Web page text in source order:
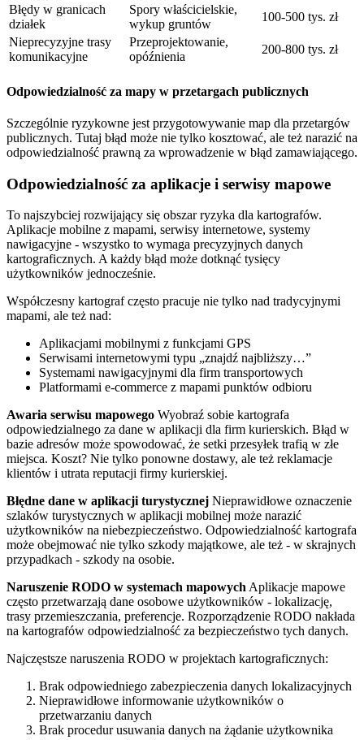
Błędy w granicach
działek
Spory właścicielskie,
wykup gruntów
100-500 tys. zł
Nieprecyzyjne trasy
komunikacyjne
Przeprojektowanie,
opóźnienia
200-800 tys. zł
Odpowiedzialność za mapy w przetargach publicznych
Szczególnie ryzykowne jest przygotowywanie map dla przetargów
publicznych. Tutaj błąd może nie tylko kosztować, ale też narazić na
odpowiedzialność prawną za wprowadzenie w błąd zamawiającego.
Odpowiedzialność za aplikacje i serwisy mapowe
To najszybciej rozwijający się obszar ryzyka dla kartografów.
Aplikacje mobilne z mapami, serwisy internetowe, systemy
nawigacyjne - wszystko to wymaga precyzyjnych danych
kartograficznych. A każdy błąd może dotknąć tysięcy
użytkowników jednocześnie.
Współczesny kartograf często pracuje nie tylko nad tradycyjnymi
mapami, ale też nad:
Aplikacjami mobilnymi z funkcjami GPS
Serwisami internetowymi typu „znajdź najbliższy…”
Systemami nawigacyjnymi dla firm transportowych
Platformami e-commerce z mapami punktów odbioru
Awaria serwisu mapowego Wyobraź sobie kartografa
odpowiedzialnego za dane w aplikacji dla firm kurierskich. Błąd w
bazie adresów może spowodować, że setki przesyłek trafią w złe
miejsca. Koszt? Nie tylko ponowne dostawy, ale też reklamacje
klientów i utrata reputacji firmy kurierskiej.
Błędne dane w aplikacji turystycznej Nieprawidłowe oznaczenie
szlaków turystycznych w aplikacji mobilnej może narazić
użytkowników na niebezpieczeństwo. Odpowiedzialność kartografa
może obejmować nie tylko szkody majątkowe, ale też - w skrajnych
przypadkach - szkody na osobie.
Naruszenie RODO w systemach mapowych Aplikacje mapowe
często przetwarzają dane osobowe użytkowników - lokalizację,
trasy przemieszczania, preferencje. Rozporządzenie RODO nakłada
na kartografów odpowiedzialność za bezpieczeństwo tych danych.
Najczęstsze naruszenia RODO w projektach kartograficznych:
Brak odpowiedniego zabezpieczenia danych lokalizacyjnych
Nieprawidłowe informowanie użytkowników o
przetwarzaniu danych
Brak procedur usuwania danych na żądanie użytkownika